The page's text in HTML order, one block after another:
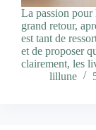
La passion
grand retour,
est tant de
et de proposer
clairement, les
lillune